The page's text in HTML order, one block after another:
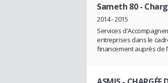
Sameth 80-
2014 - 2015
Services
entreprises dans le
financement auprès de